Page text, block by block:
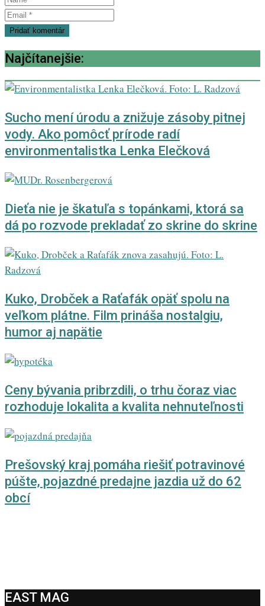
Najčítanejšie:
Sucho mení úrodu a znižuje zásoby pitnej
vody. Ako pomôcť prírode radí
environmentalistka Lenka Elečková
Dieťa nie je škatuľa s topánkami, ktorá sa
dá po rozvode prekladať zo skrine do skrine
Kuko, Drobček a Raťafák opäť spolu na
veľkom plátne. Film prináša nostalgiu,
humor aj napätie
Ceny bývania pribrzdili, o trhu čoraz viac
rozhoduje lokalita a kvalita nehnuteľnosti
Prešovský kraj pomáha riešiť potravinové
púšte, pojazdné predajne jazdia už do 62
obcí
EAST MAG